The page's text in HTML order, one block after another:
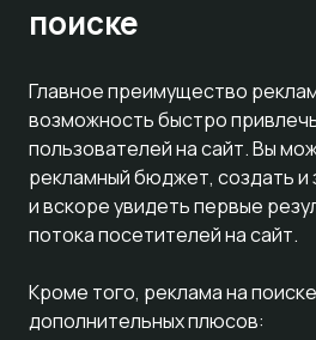
поиске
Главное преимущество
возможность быстро
пользователей на сайт. Вы
рекламный бюджет, создать и
и вскоре увидеть первые
потока посетителей на сайт.
Кроме того, реклама на
дополнительных плюсов: